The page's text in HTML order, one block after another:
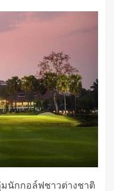
นักกอล์ฟชาวต่างชาติ